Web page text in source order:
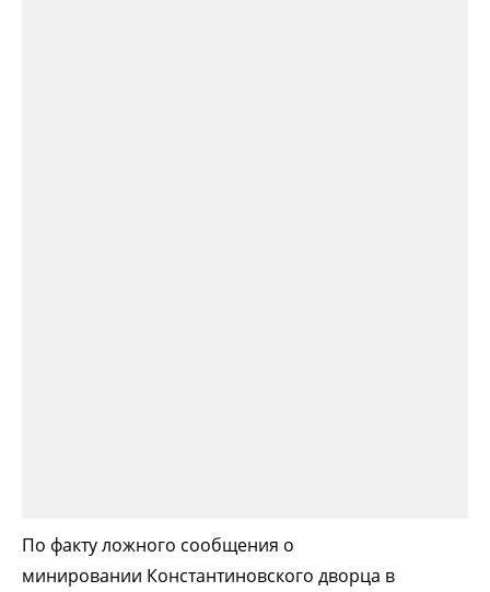
По факту ложного сообщения о
минировании Константиновского дворца в